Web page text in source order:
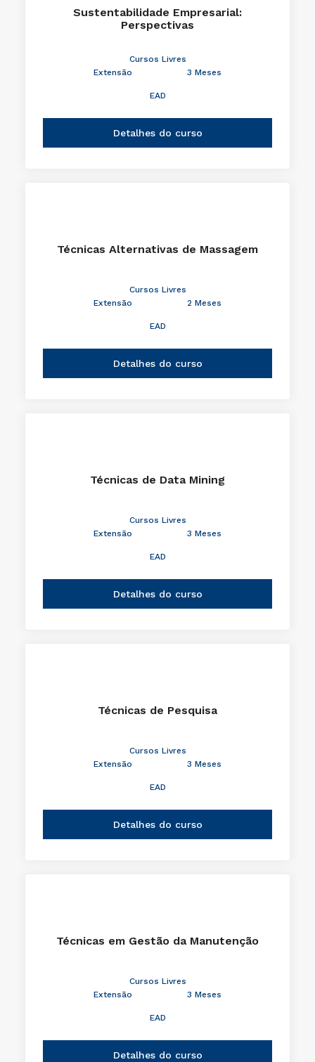
Sustentabilidade Empresarial:
Perspectivas
Cursos Livres
Extensão
3 Meses
EAD
Detalhes do curso
Técnicas Alternativas de Massagem
Cursos Livres
Extensão
2 Meses
EAD
Detalhes do curso
Técnicas de Data Mining
Cursos Livres
Extensão
3 Meses
EAD
Detalhes do curso
Técnicas de Pesquisa
Cursos Livres
Extensão
3 Meses
EAD
Detalhes do curso
Técnicas em Gestão da Manutenção
Cursos Livres
Extensão
3 Meses
EAD
Detalhes do curso